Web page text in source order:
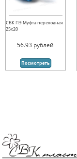
СВК ПЭ Муфта переходная
25х20
56.93 рублей
Посмотреть